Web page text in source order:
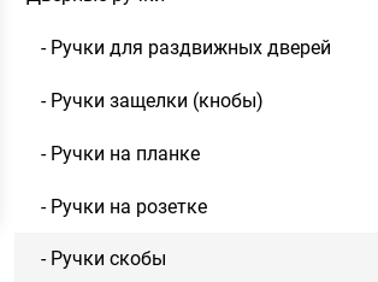
- Ручки для раздвижных дверей
- Ручки защелки (кнобы)
- Ручки на планке
- Ручки на розетке
- Ручки скобы